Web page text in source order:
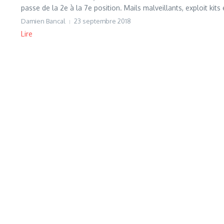
passe de la 2e à la 7e position. Mails malveillants, exploit kits
Damien Bancal 23 septembre 2018
Lire